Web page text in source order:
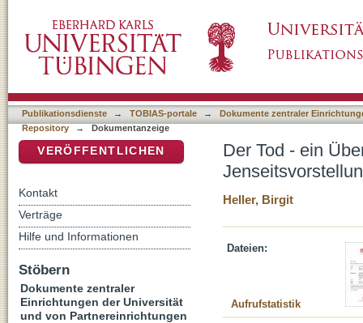
Publikationsdienste → TOBIAS-portale →
Dokumente zentraler
Repository
→ Dokumentanzeige
Der Tod - ein
Heller, Birgit
Dateien:
Aufrufstatistik
VERÖFFENTLICHEN
Kontakt
Verträge
Hilfe und Informationen
Stöbern
Dokumente zentraler
Einrichtungen der Universität
und von Partnereinrichtungen